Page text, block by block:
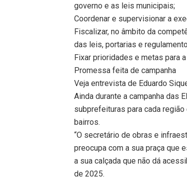
governo e as leis municipais;
Coordenar e supervisionar a
Fiscalizar, no âmbito da
das leis, portarias e
Fixar prioridades e metas para
Promessa feita de campanha
Veja entrevista de Eduardo
Ainda durante a campanha das
subprefeituras para cada
bairros.
“O secretário de obras e
preocupa com a sua praça que
a sua calçada que não dá
de 2025.